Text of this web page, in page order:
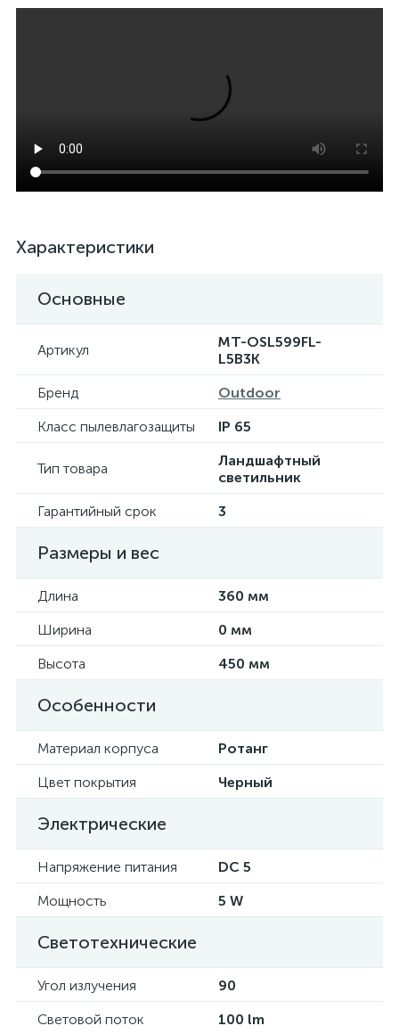
Характеристики
Основные
Артикул
MT-OSL599FL-
L5B3K
Бренд
Outdoor
Класс пылевлагозащиты
IP 65
Тип товара
Ландшафтный
светильник
Гарантийный срок
3
Размеры и вес
Длина
360 мм
Ширина
0 мм
Высота
450 мм
Особенности
Материал корпуса
Ротанг
Цвет покрытия
Черный
Электрические
Напряжение питания
DC 5
Мощность
5 W
Светотехнические
Угол излучения
90
Световой поток
100 lm